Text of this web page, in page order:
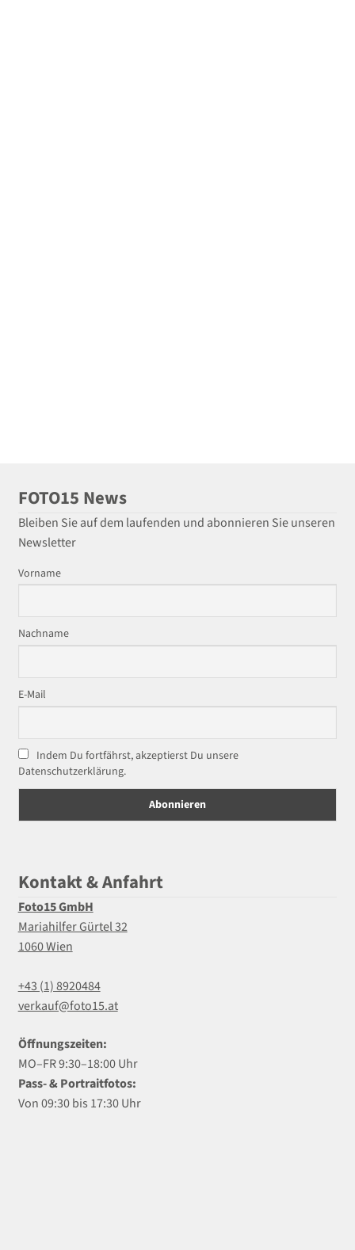
FOTO15 News
Bleiben Sie auf dem laufenden und abonnieren Sie unseren
Newsletter
Vorname
Nachname
E-Mail
Indem Du fortfährst, akzeptierst Du unsere
Datenschutzerklärung.
Kontakt & Anfahrt
Foto15 GmbH
Mariahilfer Gürtel 32
1060 Wien
+43 (1) 8920484
verkauf@foto15.at
Öffnungszeiten:
MO–FR 9:30–18:00 Uhr
Pass- & Portraitfotos:
Von 09:30 bis 17:30 Uhr